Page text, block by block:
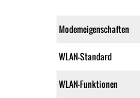
Modemeigenschaften
WLAN-Standard
WLAN-Funktionen